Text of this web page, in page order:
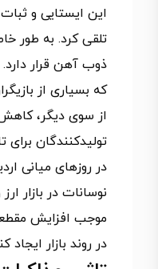
این ایستایی و
تلقی کرد. به طور
ذوب آهن قرار
که بسیاری از
از سوی دیگر، کاهش
تولیدکنندگان
در روزهای میانی
موجب افزایش
در روند بازار